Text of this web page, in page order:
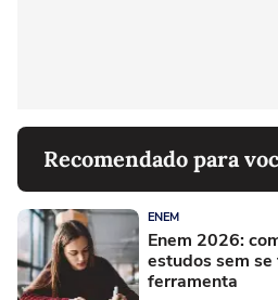
Recomendado para
ENEM
Enem 2026:
estudos sem
ferramenta